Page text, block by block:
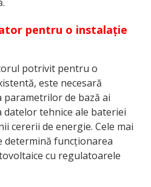
pentru o instalație
potrivit pentru o
este necesară
de bază ai
datelor tehnice ale bateriei
cererii de energie. Cele mai
determină funcționarea
cu regulatoarele